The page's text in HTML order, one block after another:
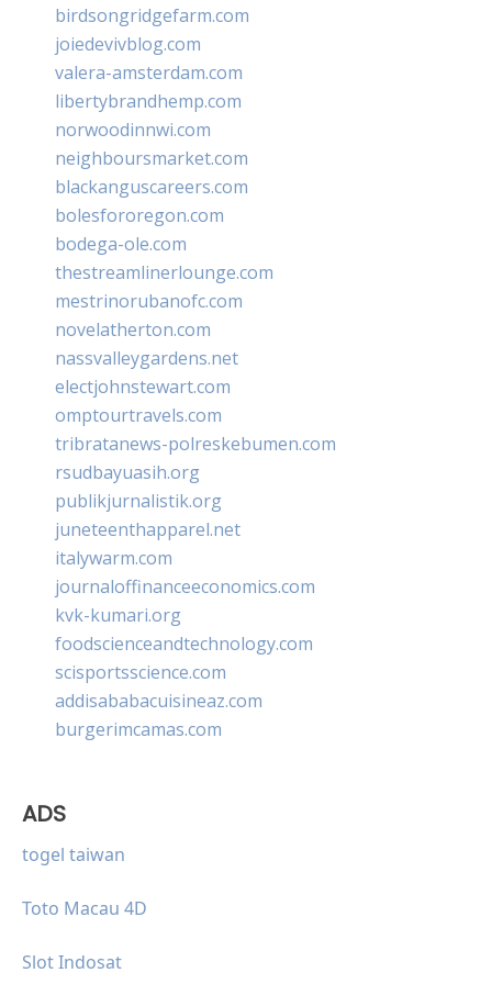
birdsongridgefarm.com
joiedevivblog.com
valera-amsterdam.com
libertybrandhemp.com
norwoodinnwi.com
neighboursmarket.com
blackanguscareers.com
bolesfororegon.com
bodega-ole.com
thestreamlinerlounge.com
mestrinorubanofc.com
novelatherton.com
nassvalleygardens.net
electjohnstewart.com
omptourtravels.com
tribratanews-polreskebumen.com
rsudbayuasih.org
publikjurnalistik.org
juneteenthapparel.net
italywarm.com
journaloffinanceeconomics.com
kvk-kumari.org
foodscienceandtechnology.com
scisportsscience.com
addisababacuisineaz.com
burgerimcamas.com
ADS
togel taiwan
Toto Macau 4D
Slot Indosat